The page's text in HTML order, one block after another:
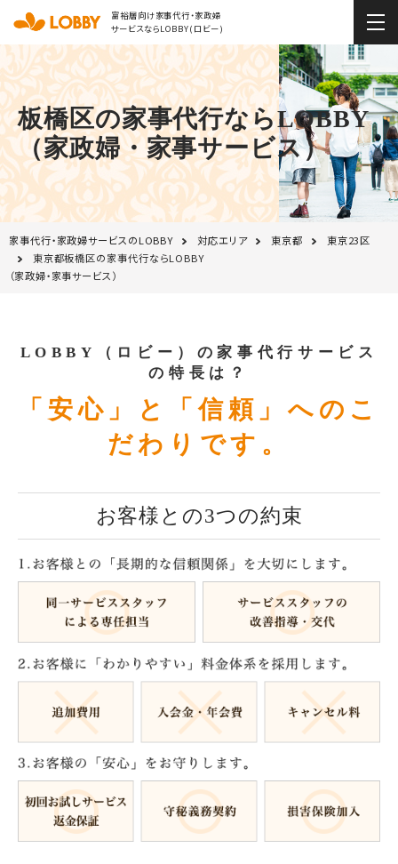
富裕層向け家事代行・家政婦
サービスならLOBBY(ロビー)
板橋区の家事代行ならLOBBY
（家政婦・家事サービス）
家事代行・家政婦サービスのLOBBY 対応エリア 東京都
東京23区
東京都板橋区の家事代行ならLOBBY
（家政婦・家事サービス）
LOBBY（ロビー）の家事代行サービス
の特長は？
「安心」と「信頼」へのこ
だわりです。
お客様との3つの約束